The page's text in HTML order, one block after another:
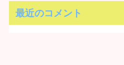
最近のコメント